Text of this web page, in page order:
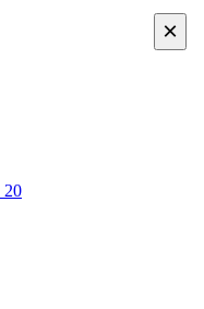
20
×